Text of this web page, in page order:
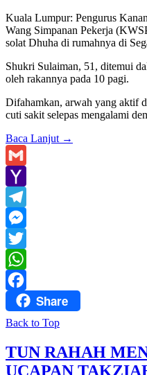
Kuala Lumpur: Pengurus
Wang Simpanan Pekerja
solat Dhuha di rumahnya di
Shukri Sulaiman, 51, ditemui
oleh rakannya pada 10 pagi.
Difahamkan, arwah yang aktif
cuti sakit selepas mengalami
Baca Lanjut →
Gmail
Yahoo
Mail
Telegram
Messenger
Twitter
WhatsApp
FacebookShare
Back to Top
TUN RAHAH
UCAPAN